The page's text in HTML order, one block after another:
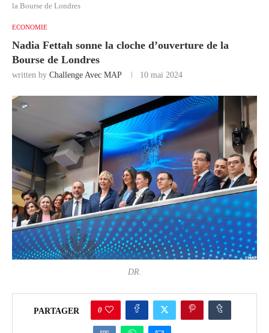
la Bourse de Londres
ECONOMIE
Nadia Fettah sonne la cloche d’ouverture de la
Bourse de Londres
written by Challenge Avec MAP 10 mai 2024
DR.
PARTAGER 0